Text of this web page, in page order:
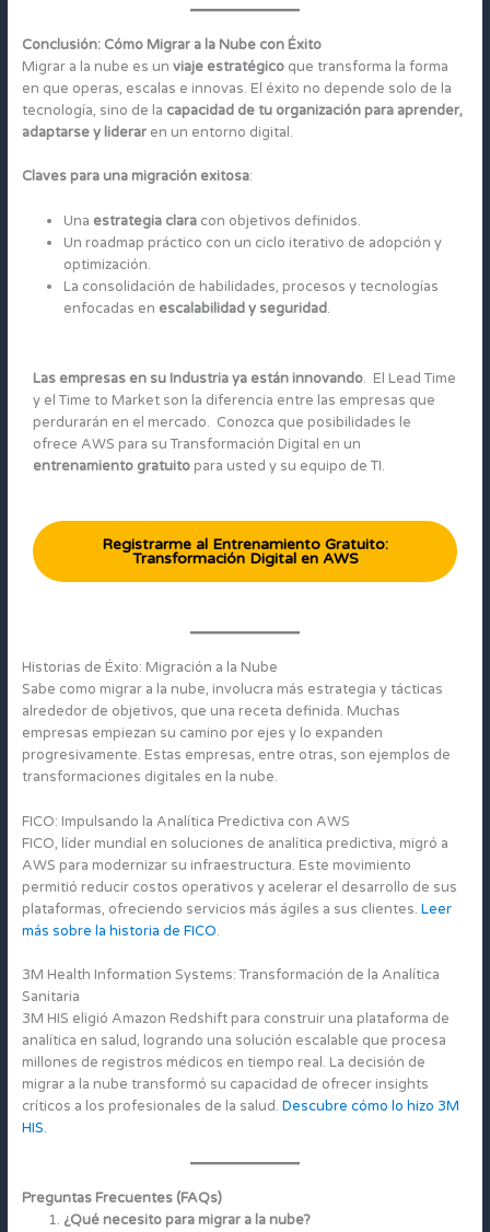
Conclusión: Cómo Migrar a la Nube con Éxito
Migrar a la nube es un viaje estratégicoque transforma la forma
en que operas, escalas e innovas. El éxito no depende solo de la
tecnología, sino de la capacidad de tu organización para aprender,
adaptarse y lideraren un entorno digital.
Claves para una migración exitosa:
Una estrategia claracon objetivos definidos.
Un roadmap práctico con un ciclo iterativo de adopción y
optimización.
La consolidación de habilidades, procesos y tecnologías
enfocadas en escalabilidad y seguridad.
Las empresas en su Industria ya están innovando. El Lead Time
y el Time to Market son la diferencia entre las empresas que
perdurarán en el mercado. Conozca que posibilidades le
ofrece AWS para su Transformación Digital en un
entrenamiento gratuitopara usted y su equipo de TI.
Registrarme al Entrenamiento Gratuito:
Transformación Digital en AWS
Historias de Éxito: Migración a la Nube
Sabe como migrar a la nube, involucra más estrategia y tácticas
alrededor de objetivos, que una receta definida. Muchas
empresas empiezan su camino por ejes y lo expanden
progresivamente. Estas empresas, entre otras, son ejemplos de
transformaciones digitales en la nube.
FICO: Impulsando la Analítica Predictiva con AWS
FICO, líder mundial en soluciones de analítica predictiva, migró a
AWS para modernizar su infraestructura. Este movimiento
permitió reducir costos operativos y acelerar el desarrollo de sus
plataformas, ofreciendo servicios más ágiles a sus clientes. Leer
más sobre la historia de FICO.
3M Health Information Systems: Transformación de la Analítica
Sanitaria
3M HIS eligió Amazon Redshift para construir una plataforma de
analítica en salud, logrando una solución escalable que procesa
millones de registros médicos en tiempo real. La decisión de
migrar a la nube transformó su capacidad de ofrecer insights
críticos a los profesionales de la salud. Descubre cómo lo hizo 3M
HIS.
Preguntas Frecuentes (FAQs)
¿Qué necesito para migrar a la nube?